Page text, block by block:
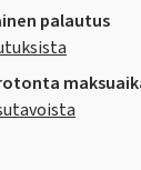
palautus